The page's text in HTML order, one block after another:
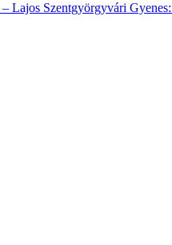
Lajos Szentgyörgyvári